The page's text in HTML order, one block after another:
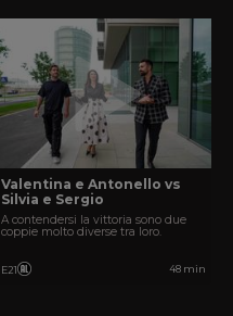
Valentina e Antonello vs
Silvia e Sergio
A contendersi la vittoria sono due
coppie molto diverse tra loro.
E21 48 min